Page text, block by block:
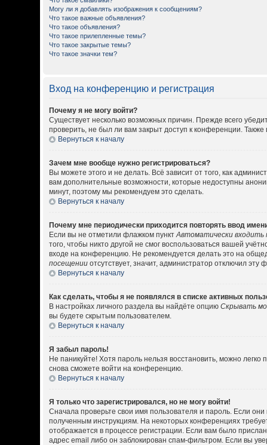
Могу ли я добавлять изображения к сообщениям?
Что такое важные объявления?
Что такое объявления?
Что такое прилепленные темы?
Что такое закрытые темы?
Что такое значки тем?
Вход на конференцию и регистрация
Почему я не могу войти?
Существует несколько возможных причин. Прежде всего
проверить, не был ли вам закрыт доступ к конференции.
Вернуться к началу
Зачем мне вообще нужно регистрироваться?
Вы можете этого и не делать. Всё зависит от того, как
вам дополнительные возможности, которые недоступны
минут, поэтому мы рекомендуем это сделать.
Вернуться к началу
Почему мне периодически приходится повторять ввод
Если вы не отметили флажком пунктАвтоматически входить
того, чтобы никто другой не смог воспользоваться вашей
входе на конференцию. Не рекомендуется делать это на
посещении отсутствует, значит, администратор отключил эту
Вернуться к началу
Как сделать, чтобы я не появлялся в списке активных
В настройках личного раздела вы найдёте опциюСкрывать
вы будете скрытым пользователем.
Вернуться к началу
Я забыл пароль!
Не паникуйте! Хотя пароль нельзя восстановить, можно
снова сможете войти на конференцию.
Вернуться к началу
Я только что зарегистрировался, но не могу войти!
Сначала проверьте свои имя пользователя и пароль. Если
полученным инструкциям. На некоторых конференциях
отображается в процессе регистрации. Если вам было
адрес email либо он заблокирован спам-фильтром. Если вы